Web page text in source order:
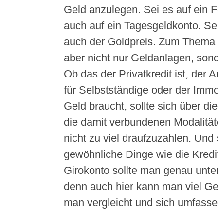
Geld anzulegen. Sei es auf ein
auch auf ein Tagesgeldkonto.
auch der Goldpreis. Zum Thema
aber nicht nur Geldanlagen,
Ob das der Privatkredit ist, der
für Selbstständige oder der
Geld braucht, sollte sich über
die damit verbundenen
nicht zu viel draufzuzahlen. Und
gewöhnliche Dinge wie die
Girokonto sollte man genau
denn auch hier kann man viel
man vergleicht und sich